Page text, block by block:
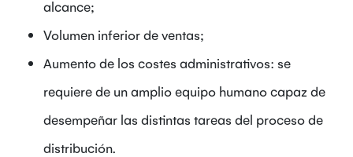
alcance;
Volumen inferior de ventas;
Aumento de los costes administrativos: se
requiere de un amplio equipo humano capaz de
desempeñar las distintas tareas del proceso de
distribución.